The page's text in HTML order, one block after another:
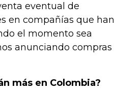
eventual de
en compañías que han
el momento sea
anunciando compras
más en Colombia?